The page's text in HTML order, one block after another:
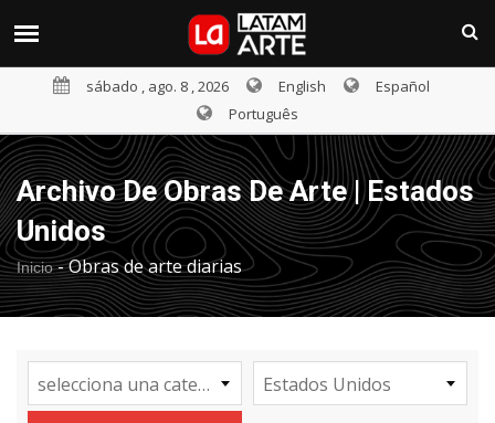
sábado , ago. 8 , 2026 English
Español
Português
Archivo De Obras De Arte | Estados
Unidos
Inicio-Obras de arte diarias
selecciona una categoría Estados Unidos